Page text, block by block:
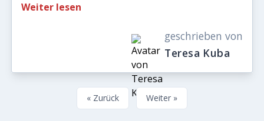
Weiter lesen
geschrieben von
Teresa Kuba
« Zurück Weiter »